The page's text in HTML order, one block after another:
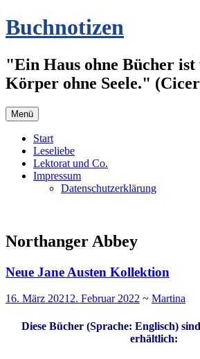
Zum
Inhalt
Buchnotizen
"Ein Haus ohne Bücher ist
Körper ohne Seele."
Menü
Start
Leseliebe
Lektorat und Co.
Impressum
Datenschutzerklärung
Northanger Abbey
Neue Jane Austen Kollektion
16. März 2021 2. Februar 2022 ~ Martina
Diese Bücher (Sprache: Englisch)
erhältlich: